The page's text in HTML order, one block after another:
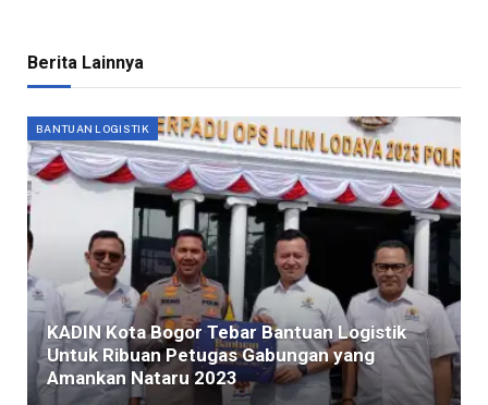
Berita Lainnya
BANTUAN LOGISTIK
KADIN Kota Bogor Tebar Bantuan Logistik
Untuk Ribuan Petugas Gabungan yang
Amankan Nataru 2023